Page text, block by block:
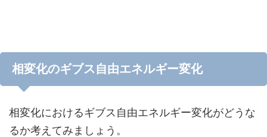
相変化のギブス自由エネルギー変化
相変化におけるギブス自由エネルギー変化がどうな
るか考えてみましょう。